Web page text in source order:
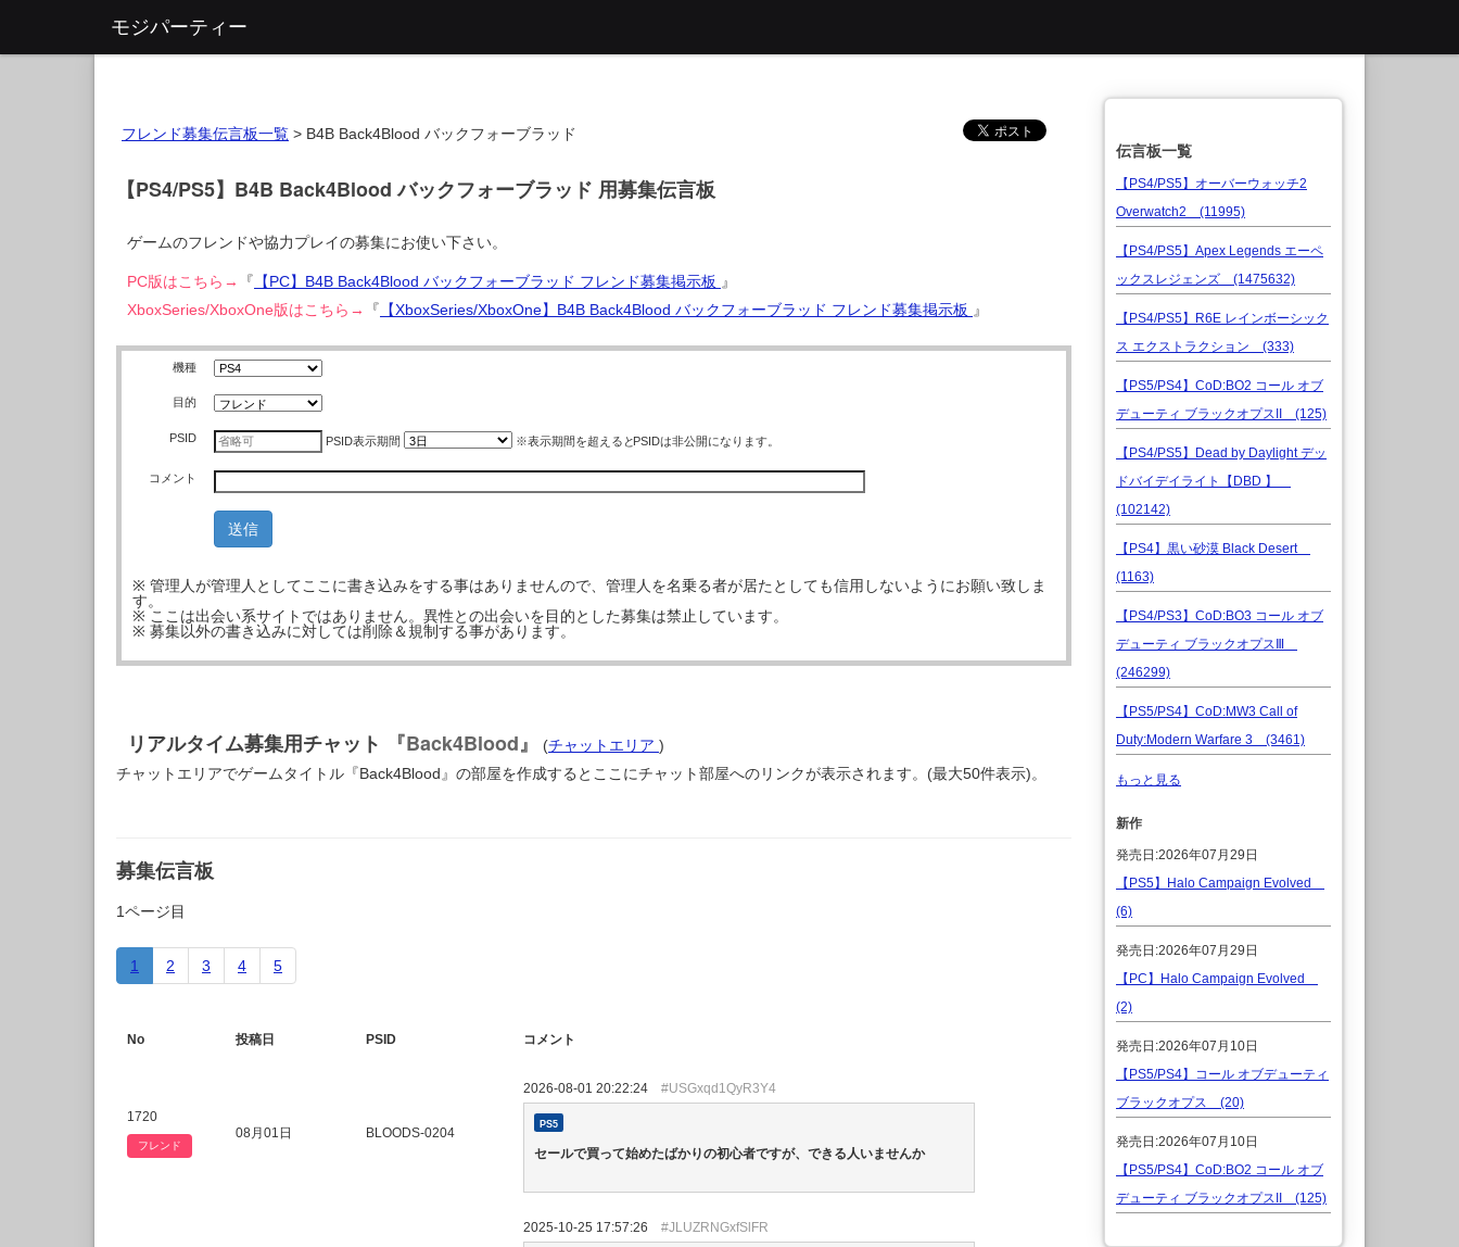
モジパーティー
フレンド募集伝言板一覧 > B4B Back4Blood バックフォーブラッド
【PS4/PS5】B4B Back4Blood バックフォーブラッド 用募集伝言板
ゲームのフレンドや協力プレイの募集にお使い下さい。
PC版はこちら→ 『 【PC】B4B Back4Blood バックフォーブラッド フレンド募集掲示板 』
XboxSeries/XboxOne版はこちら→
『 【XboxSeries/XboxOne】B4B Back4Blood バックフォーブラッド フレンド募集掲示板 』
機種
目的
PSID PSID表示期間 ※表示期間を超えるとPSIDは非公開になります。
コメント
※ 管理人が管理人としてここに書き込みをする事はありませんので、管理人を名乗る者が居たとしても信用しないようにお願い致しま
す。
※ ここは出会い系サイトではありません。異性との出会いを目的とした募集は禁止しています。
※ 募集以外の書き込みに対しては削除＆規制する事があります。
リアルタイム募集用チャット 『Back4Blood』 (チャットエリア )
チャットエリアでゲームタイトル『Back4Blood』の部屋を作成するとここにチャット部屋へのリンクが表示されます。(最大50件表示)。
募集伝言板
1ページ目
1 2 3 4 5
No 投稿日 PSID コメント
1720
フレンド
08月01日 BLOODS-0204
2026-08-01 20:22:24 #USGxqd1QyR3Y4
PS5
セールで買って始めたばかりの初心者ですが、できる人いませんか
2025-10-25 17:57:26 #JLUZRNGxfSlFR
伝言板一覧
【PS4/PS5】オーバーウォッチ2
Overwatch2 (11995)
【PS4/PS5】Apex Legends エーペ
ックスレジェンズ (1475632)
【PS4/PS5】R6E レインボーシック
ス エクストラクション (333)
【PS5/PS4】CoD:BO2 コール オブ
デューティ ブラックオプスII (125)
【PS4/PS5】Dead by Daylight デッ
ドバイデイライト【DBD 】
(102142)
【PS4】黒い砂漠 Black Desert
(1163)
【PS4/PS3】CoD:BO3 コール オブ
デューティ ブラックオプスⅢ
(246299)
【PS5/PS4】CoD:MW3 Call of
Duty:Modern Warfare 3 (3461)
もっと見る
新作
発売日:2026年07月29日
【PS5】Halo Campaign Evolved
(6)
発売日:2026年07月29日
【PC】Halo Campaign Evolved
(2)
発売日:2026年07月10日
【PS5/PS4】コール オブデューティ
ブラックオプス (20)
発売日:2026年07月10日
【PS5/PS4】CoD:BO2 コール オブ
デューティ ブラックオプスII (125)